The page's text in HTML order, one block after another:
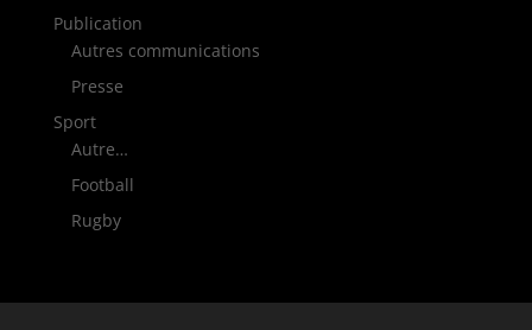
Publication
Autres communications
Presse
Sport
Autre…
Football
Rugby